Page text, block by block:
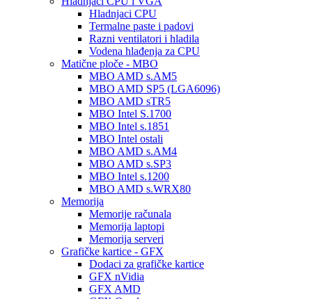
Hladnjaci CPU
Termalne paste i padovi
Razni ventilatori i hladila
Vodena hlađenja za CPU
Matične ploče - MBO
MBO AMD s.AM5
MBO AMD SP5 (LGA6096)
MBO AMD sTR5
MBO Intel S.1700
MBO Intel s.1851
MBO Intel ostali
MBO AMD s.AM4
MBO AMD s.SP3
MBO Intel s.1200
MBO AMD s.WRX80
Memorija
Memorije računala
Memorija laptopi
Memorija serveri
Grafičke kartice - GFX
Dodaci za grafičke kartice
GFX nVidia
GFX AMD